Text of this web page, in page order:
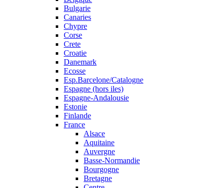
Bulgarie
Canaries
Chypre
Corse
Crete
Croatie
Danemark
Ecosse
Esp.Barcelone/Catalogne
Espagne (hors iles)
Espagne-Andalousie
Estonie
Finlande
France
Alsace
Aquitaine
Auvergne
Basse-Normandie
Bourgogne
Bretagne